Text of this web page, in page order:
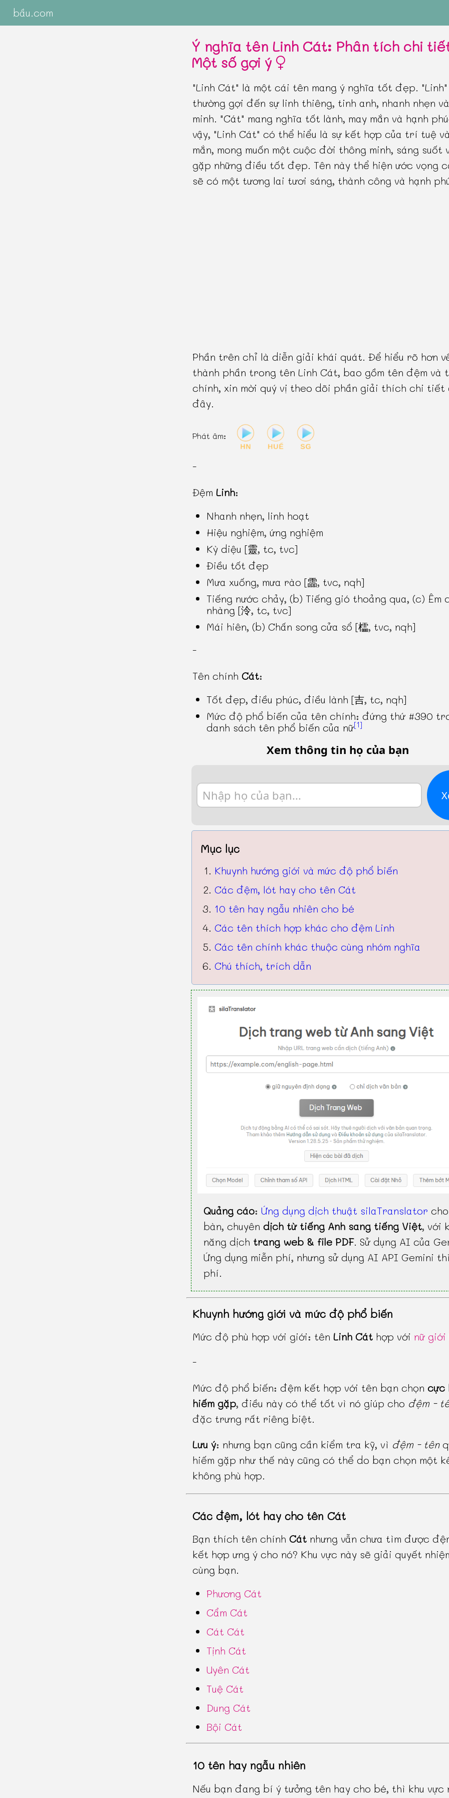
bầu.com
Ý nghĩa tên Linh Cát: Phân tích chi
Một số gợi ý
"Linh Cát" là một cái tên mang ý nghĩa tốt đẹp. "Linh"
thường gợi đến sự linh thiêng, tinh anh, nhanh nhẹn
minh. "Cát" mang nghĩa tốt lành, may mắn và hạnh
vậy, "Linh Cát" có thể hiểu là sự kết hợp của trí tuệ
mắn, mong muốn một cuộc đời thông minh, sáng suốt
gặp những điều tốt đẹp. Tên này thể hiện ước vọng
sẽ có một tương lai tươi sáng, thành công và hạnh
Phần trên chỉ là diễn giải khái quát. Để hiểu rõ hơn
thành phần trong tên Linh Cát, bao gồm tên đệm và
chính, xin mời quý vị theo dõi phần giải thích chi tiết
đây.
Phát âm:
-
Đệm Linh:
Nhanh nhẹn, linh hoạt
Hiệu nghiệm, ứng nghiệm
Kỳ diệu [靈, tc, tvc]
Điều tốt đẹp
Mưa xuống, mưa rào [霝, tvc, nqh]
Tiếng nước chảy, (b) Tiếng gió thoảng qua, (c) Êm
nhàng [泠, tc, tvc]
Mái hiên, (b) Chấn song cửa sổ [櫺, tvc, nqh]
-
Tên chính Cát:
Tốt đẹp, điều phúc, điều lành [吉, tc, nqh]
Mức độ phổ biến của tên chính: đứng thứ #390
danh sách tên phổ biến của nữ[1]
Xem thông tin họ của bạn
Mục lục
Khuynh hướng giới và mức độ phổ biến
Các đệm, lót hay cho tên Cát
10 tên hay ngẫu nhiên cho bé
Các tên thích hợp khác cho đệm Linh
Các tên chính khác thuộc cùng nhóm nghĩa
Chú thích, trích dẫn
Quảng cáo: Ứng dụng dịch thuật silaTranslator
bàn, chuyên dịch từ tiếng Anh sang tiếng Việt, với
năng dịch trang web & file PDF. Sử dụng AI của
Ứng dụng miễn phí, nhưng sử dụng AI API Gemini
phí.
Khuynh hướng giới và mức độ phổ biến
Mức độ phù hợp với giới: tên Linh Cát hợp với nữ giới
-
Mức độ phổ biến: đệm kết hợp với tên bạn chọn cực
hiếm gặp, điều này có thể tốt vì nó giúp cho đệm -
đặc trưng rất riêng biệt.
Lưu ý: nhưng bạn cũng cần kiểm tra kỹ, vì đệm - tên
hiếm gặp như thế này cũng có thể do bạn chọn một
không phù hợp.
Các đệm, lót hay cho tên Cát
Bạn thích tên chính Cát nhưng vẫn chưa tìm được
kết hợp ưng ý cho nó? Khu vực này sẽ giải quyết
cùng bạn.
Phương Cát
Cẩm Cát
Cát Cát
Tịnh Cát
Uyên Cát
Tuệ Cát
Dung Cát
Bội Cát
10 tên hay ngẫu nhiên
Nếu bạn đang bí ý tưởng tên hay cho bé, thì khu vực